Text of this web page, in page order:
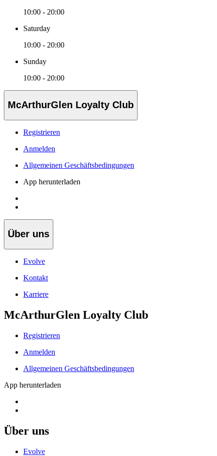
10:00 - 20:00
Saturday
10:00 - 20:00
Sunday
10:00 - 20:00
McArthurGlen Loyalty Club
Registrieren
Anmelden
Allgemeinen Geschäftsbedingungen
App herunterladen
Über uns
Evolve
Kontakt
Karriere
McArthurGlen Loyalty Club
Registrieren
Anmelden
Allgemeinen Geschäftsbedingungen
App herunterladen
Über uns
Evolve